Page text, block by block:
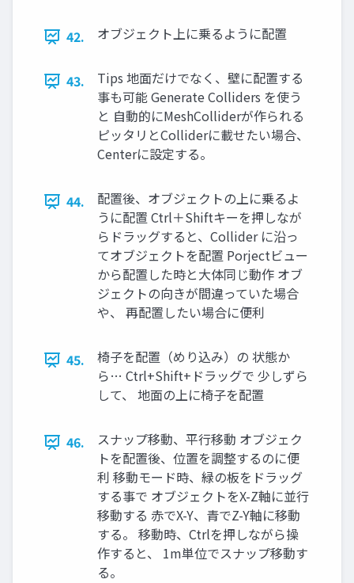
42. オブジェクト上に乗るように配置
43.
Tips 地⾯だけでなく、壁に配置する
事も可能 Generate Colliders を使う
と ⾃動的にMeshColliderが作られる
ピッタリとColliderに載せたい場合、
Centerに設定する。
44.
配置後、オブジェクトの上に乗るよ
うに配置 Ctrl＋Shiftキーを押しなが
らドラッグすると、Collider に沿っ
てオブジェクトを配置 Porjectビュー
から配置した時と⼤体同じ動作 オブ
ジェクトの向きが間違っていた場合
や、 再配置したい場合に便利
45.
椅⼦を配置（めり込み）の 状態か
ら… Ctrl+Shift+ドラッグで 少しずら
して、 地⾯の上に椅⼦を配置
46.
スナップ移動、平⾏移動 オブジェク
トを配置後、位置を調整するのに便
利 移動モード時、緑の板をドラッグ
する事で オブジェクトをX-Z軸に並⾏
移動する ⾚でX-Y、⻘でZ-Y軸に移動
する。 移動時、Ctrlを押しながら操
作すると、 1m単位でスナップ移動す
る。